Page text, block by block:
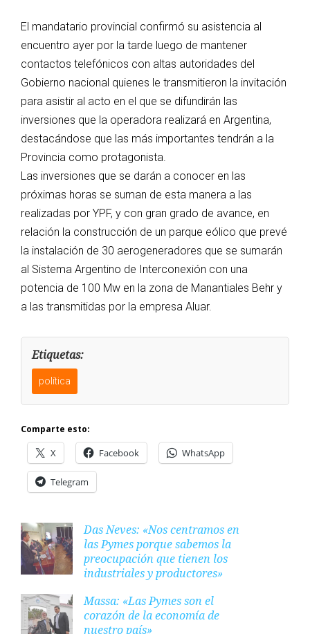
El mandatario provincial confirmó su asistencia al
encuentro ayer por la tarde luego de mantener
contactos telefónicos con altas autoridades del
Gobierno nacional quienes le transmitieron la invitación
para asistir al acto en el que se difundirán las
inversiones que la operadora realizará en Argentina,
destacándose que las más importantes tendrán a la
Provincia como protagonista.
Las inversiones que se darán a conocer en las
próximas horas se suman de esta manera a las
realizadas por YPF, y con gran grado de avance, en
relación la construcción de un parque eólico que prevé
la instalación de 30 aerogeneradores que se sumarán
al Sistema Argentino de Interconexión con una
potencia de 100 Mw en la zona de Manantiales Behr y
a las transmitidas por la empresa Aluar.
Etiquetas:
política
Comparte esto:
X Facebook WhatsApp
Telegram
Das Neves: «Nos centramos en
las Pymes porque sabemos la
preocupación que tienen los
industriales y productores»
Massa: «Las Pymes son el
corazón de la economía de
nuestro país»